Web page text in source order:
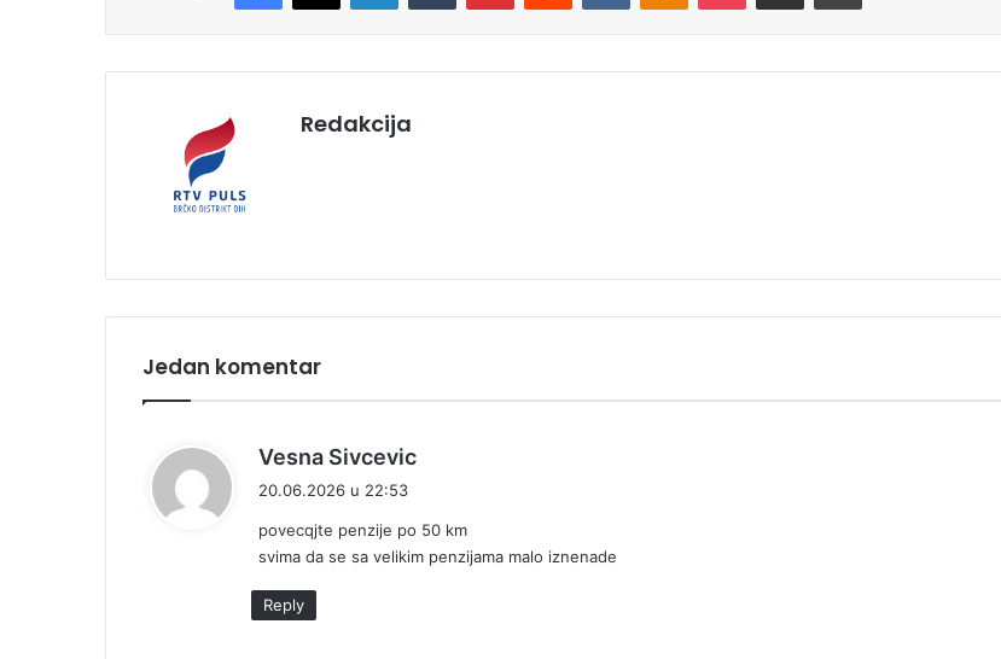
Redakcija
Jedan komentar
Vesna Sivcevic
e
:
20.06.2026 u 22:53
povecqjte penzije po 50 km
svima da se sa velikim penzijama malo iznenade
Reply